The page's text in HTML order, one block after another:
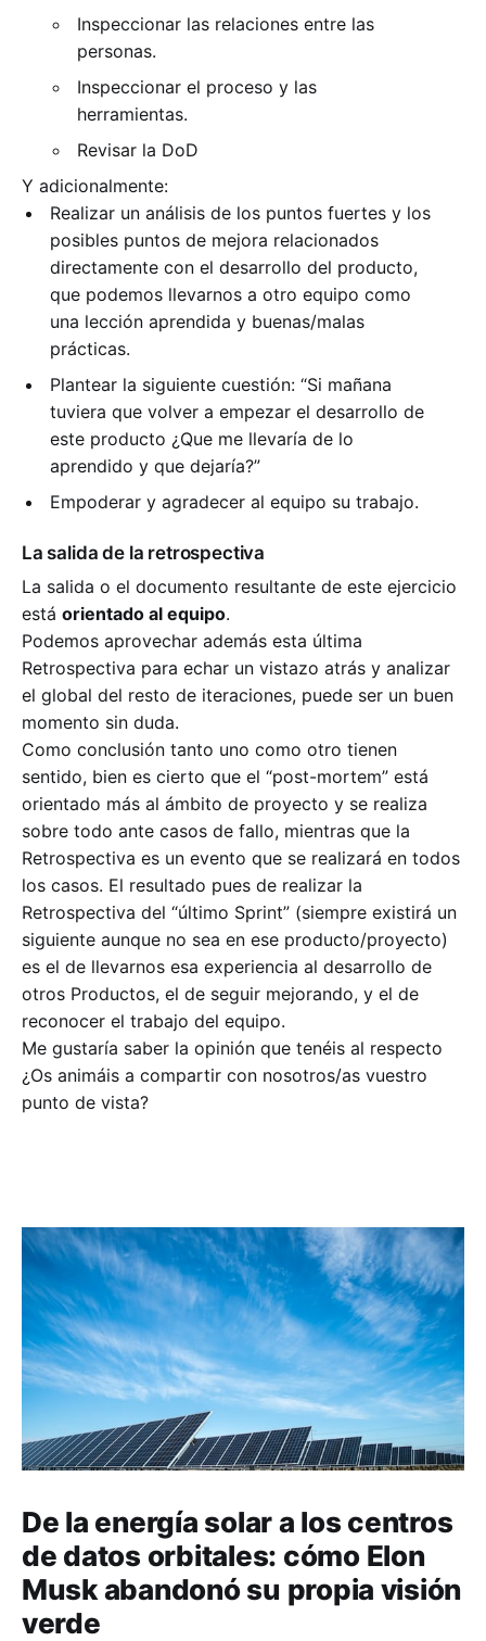
Inspeccionar las relaciones entre las
personas.
Inspeccionar el proceso y las
herramientas.
Revisar la DoD
Y adicionalmente:
Realizar un análisis de los puntos fuertes y los
posibles puntos de mejora relacionados
directamente con el desarrollo del producto,
que podemos llevarnos a otro equipo como
una lección aprendida y buenas/malas
prácticas.
Plantear la siguiente cuestión: “Si mañana
tuviera que volver a empezar el desarrollo de
este producto ¿Que me llevaría de lo
aprendido y que dejaría?”
Empoderar y agradecer al equipo su trabajo.
La salida de la retrospectiva
La salida o el documento resultante de este ejercicio
está orientado al equipo.
Podemos aprovechar además esta última
Retrospectiva para echar un vistazo atrás y analizar
el global del resto de iteraciones, puede ser un buen
momento sin duda.
Como conclusión tanto uno como otro tienen
sentido, bien es cierto que el “post-mortem” está
orientado más al ámbito de proyecto y se realiza
sobre todo ante casos de fallo, mientras que la
Retrospectiva es un evento que se realizará en todos
los casos. El resultado pues de realizar la
Retrospectiva del “último Sprint” (siempre existirá un
siguiente aunque no sea en ese producto/proyecto)
es el de llevarnos esa experiencia al desarrollo de
otros Productos, el de seguir mejorando, y el de
reconocer el trabajo del equipo.
Me gustaría saber la opinión que tenéis al respecto
¿Os animáis a compartir con nosotros/as vuestro
punto de vista?
De la energía solar a los centros
de datos orbitales: cómo Elon
Musk abandonó su propia visión
verde